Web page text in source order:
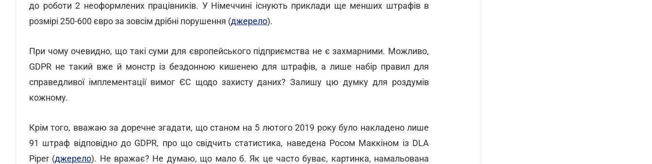
до роботи 2 неоформлених працівників. У Німеччині існують приклади ще менших штрафів в
розмірі 250-600 євро за зовсім дрібні порушення (джерело).
При чому очевидно, що такі суми для європейського підприємства не є захмарними. Можливо,
GDPR не такий вже й монстр із бездонною кишенею для штрафів, а лише набір правил для
справедливої імплементації вимог ЄС щодо захисту даних? Залишу цю думку для роздумів
кожному.
Крім того, вважаю за доречне згадати, що станом на 5 лютого 2019 року було накладено лише
91 штраф відповідно до GDPR, про що свідчить статистика, наведена Росом Маккіном із DLA
Piper (джерело). Не вражає? Не думаю, що мало б. Як це часто буває, картинка, намальована